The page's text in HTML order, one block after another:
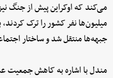
می‌کند که اوکراین پیش از جنگ
میلیون‌ها نفر کشور را ترک
جبهه‌ها منتقل شد و ساختار